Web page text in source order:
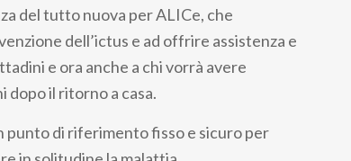
del tutto nuova per ALICe, che
dell’ictus e ad offrire assistenza e
e ora anche a chi vorrà avere
dopo il ritorno a casa.
punto di riferimento fisso e sicuro per